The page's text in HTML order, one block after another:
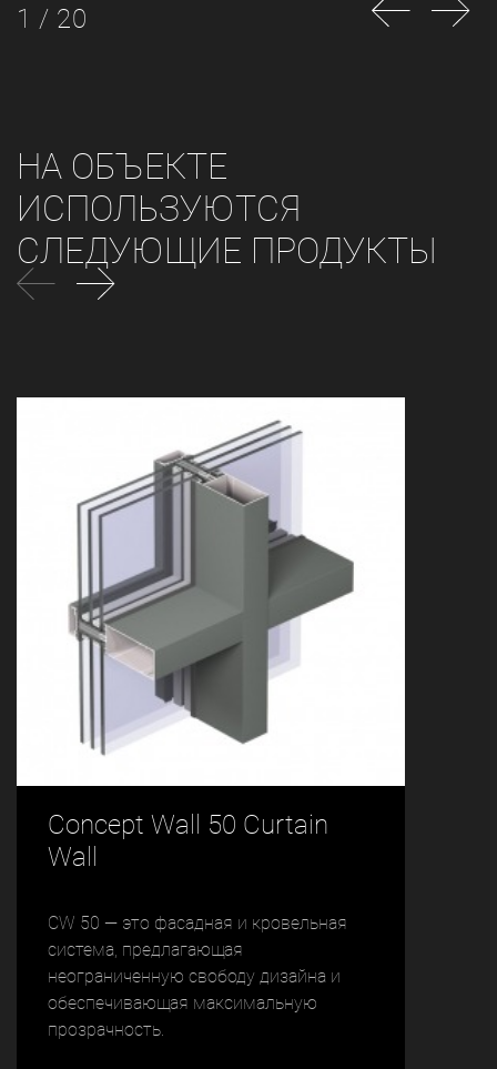
1 / 20
НА ОБЪЕКТЕ
ИСПОЛЬЗУЮТСЯ
СЛЕДУЮЩИЕ ПРОДУКТЫ
Concept Wall 50 Curtain
Wall
CW 50 — это фасадная и кровельная
система, предлагающая
неограниченную свободу дизайна и
обеспечивающая максимальную
прозрачность.